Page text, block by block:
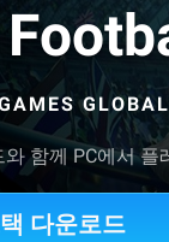
GLOBAL
함께 PC에서 플
다운로드